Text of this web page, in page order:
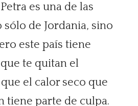
es una de las
sólo de Jordania, sino
este país tiene
te quitan el
el calor seco que
tiene parte de culpa.